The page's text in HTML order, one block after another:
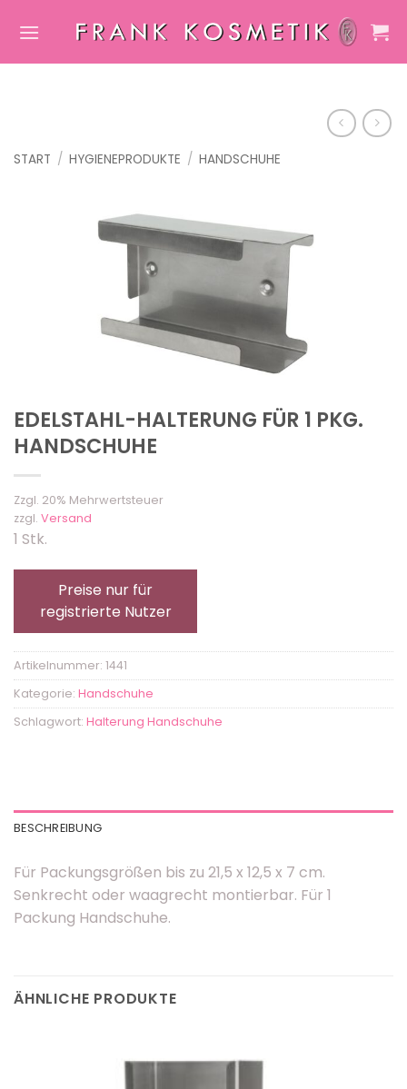
Inhalt
START / HYGIENEPRODUKTE / HANDSCHUHE
EDELSTAHL-HALTERUNG FÜR 1 PKG.
HANDSCHUHE
Zzgl. 20% Mehrwertsteuer
zzgl. Versand
1 Stk.
Preise nur für
registrierte Nutzer
Artikelnummer: 1441
Kategorie: Handschuhe
Schlagwort: Halterung Handschuhe
BESCHREIBUNG
Für Packungsgrößen bis zu 21,5 x 12,5 x 7 cm.
Senkrecht oder waagrecht montierbar. Für 1
Packung Handschuhe.
ÄHNLICHE PRODUKTE